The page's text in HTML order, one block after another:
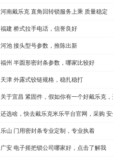
河南戴乐克 直角回转锁服务上乘 质量稳定
福建 桥式拉手电话，信誉良好
河池 接头型号参数，推陈出新
福州 半圆形密封条参数，哪家比较好
天津 外露式铰链规格，稳扎稳打
关于宜昌 紧固件，假如你有一个好戴乐克
还选啥，快去戴乐克米乐平台官网，采购
乐山 门用密封条专业定制，专业执着
广安 电子摇把锁公司哪家好，点击了解我